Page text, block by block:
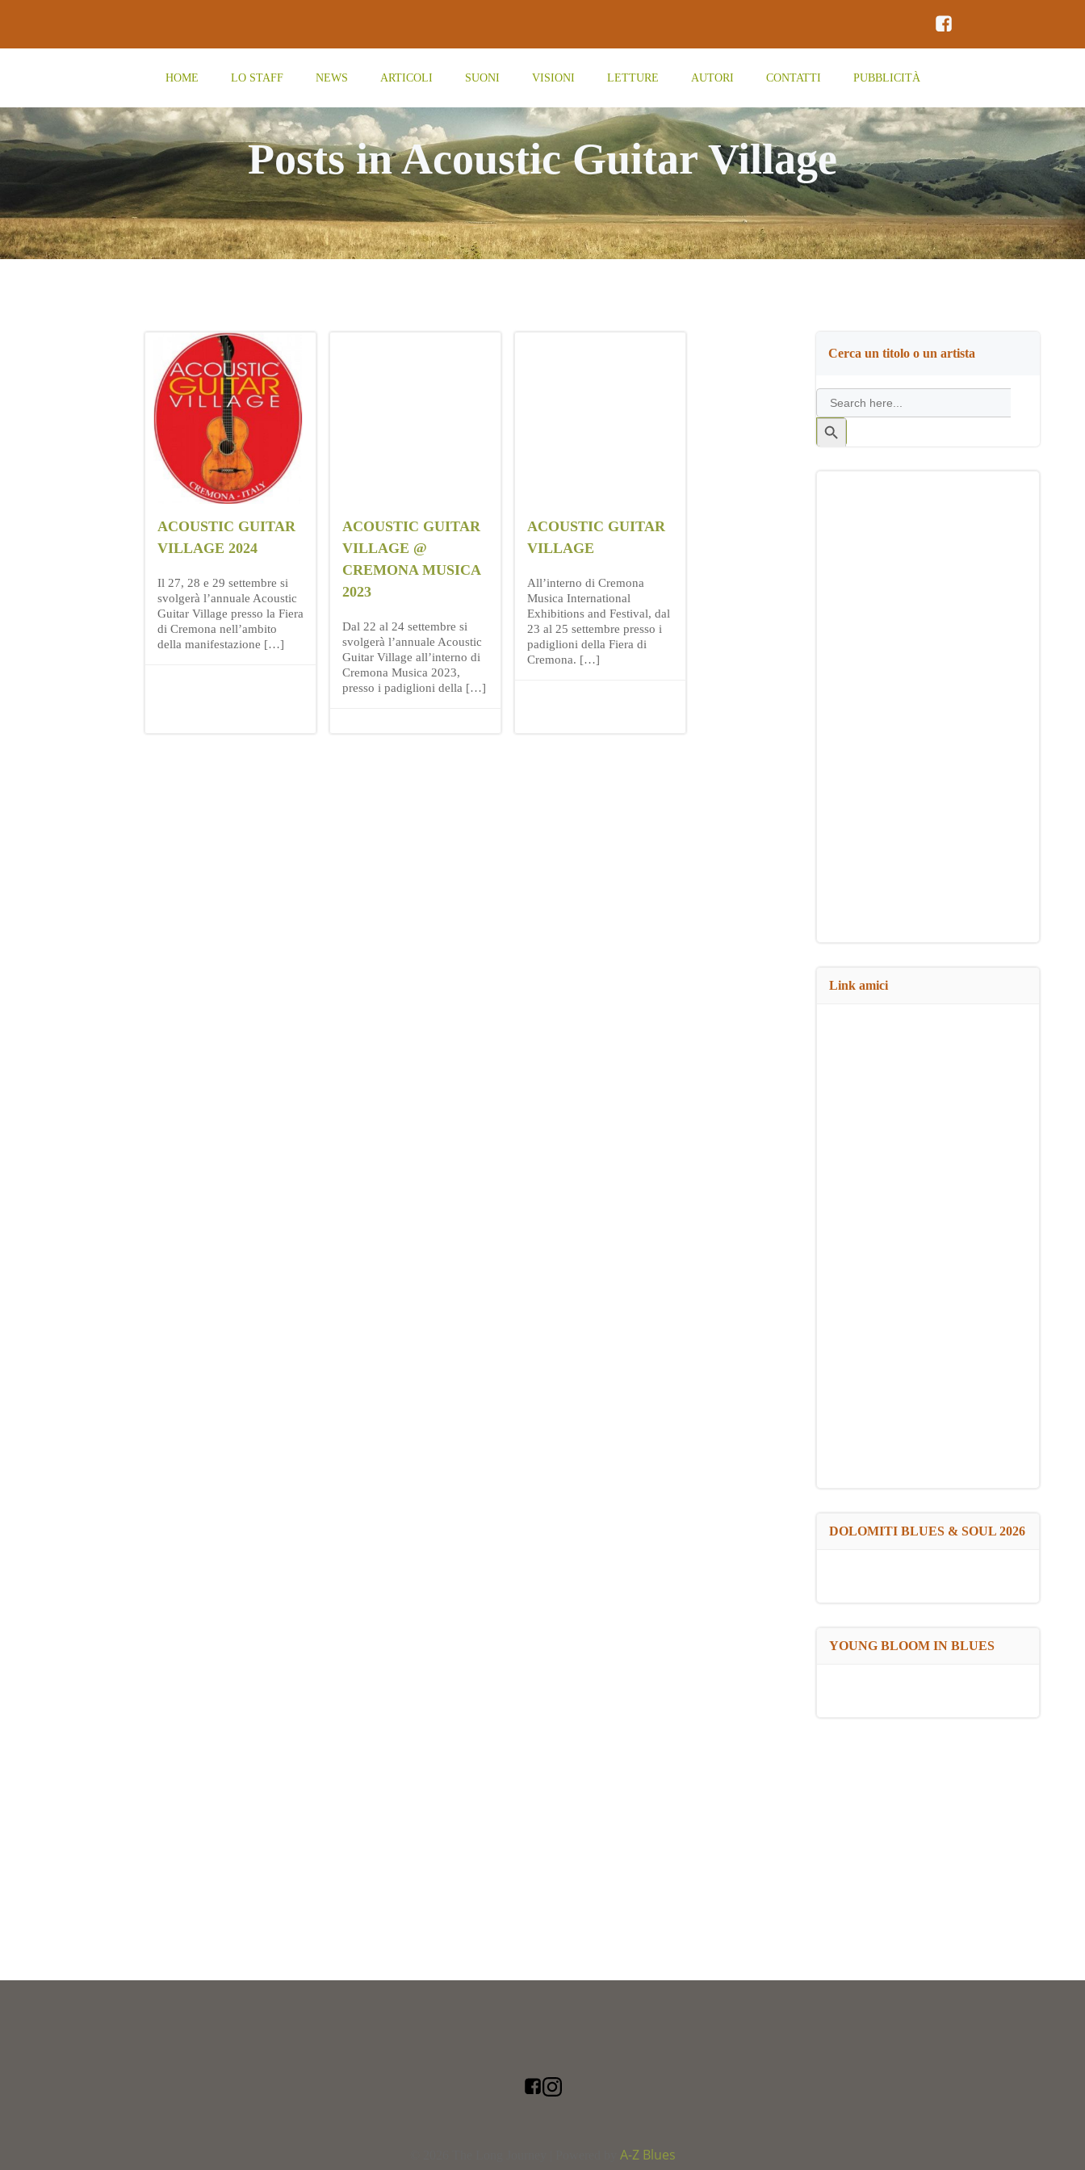
contenuto
HOME LO STAFF NEWS ARTICOLI SUONI VISIONI LETTURE AUTORI CONTATTI PUBBLICITÀ
Posts in Acoustic Guitar Village
ACOUSTIC GUITAR
VILLAGE 2024
Il 27, 28 e 29 settembre si
svolgerà l’annuale Acoustic
Guitar Village presso la Fiera
di Cremona nell’ambito
della manifestazione […]
ACOUSTIC GUITAR
VILLAGE @
CREMONA MUSICA
2023
Dal 22 al 24 settembre si
svolgerà l’annuale Acoustic
Guitar Village all’interno di
Cremona Musica 2023,
presso i padiglioni della […]
ACOUSTIC GUITAR
VILLAGE
All’interno di Cremona
Musica International
Exhibitions and Festival, dal
23 al 25 settembre presso i
padiglioni della Fiera di
Cremona. […]
Cerca un titolo o un artista
Search
for:
Search
Button
Link amici
DOLOMITI BLUES & SOUL 2026
YOUNG BLOOM IN BLUES
A-Z Blues